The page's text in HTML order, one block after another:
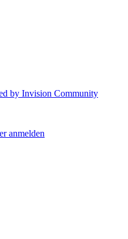
by Invision Community
anmelden